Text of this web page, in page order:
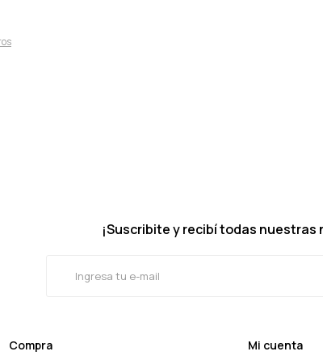
Compra Mi cuenta
¡Suscribite y recibí todas nuestras